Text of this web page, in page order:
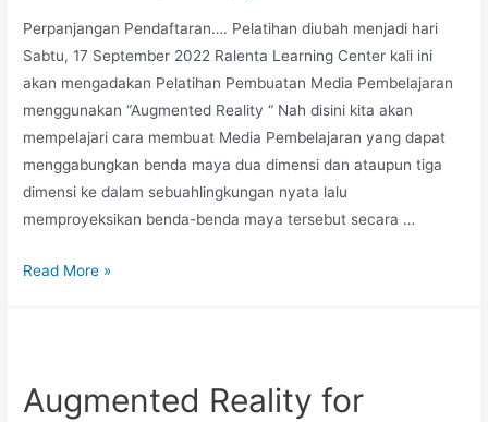
Perpanjangan Pendaftaran…. Pelatihan diubah menjadi hari
Sabtu, 17 September 2022 Ralenta Learning Center kali ini
akan mengadakan Pelatihan Pembuatan Media Pembelajaran
menggunakan “Augmented Reality “ Nah disini kita akan
mempelajari cara membuat Media Pembelajaran yang dapat
menggabungkan benda maya dua dimensi dan ataupun tiga
dimensi ke dalam sebuahlingkungan nyata lalu
memproyeksikan benda-benda maya tersebut secara …
Read More »
Augmented Reality for